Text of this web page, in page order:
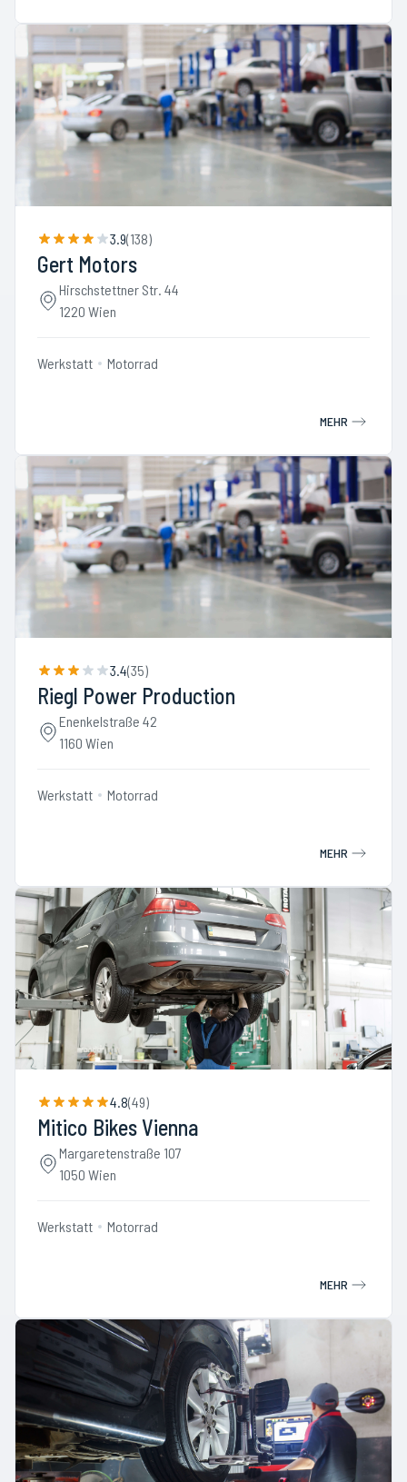
3.9(138)
Gert Motors
Hirschstettner Str. 44
1220 Wien
Werkstatt Motorrad
MEHR
3.4(35)
Riegl Power Production
Enenkelstraße 42
1160 Wien
Werkstatt Motorrad
MEHR
4.8(49)
Mitico Bikes Vienna
Margaretenstraße 107
1050 Wien
Werkstatt Motorrad
MEHR